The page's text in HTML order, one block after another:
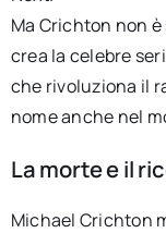
Ma Crichton non
crea la celebre
che rivoluziona il
nome anche nel
La morte e il
Michael Crichton